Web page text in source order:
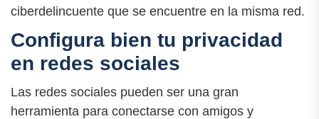
ciberdelincuente que se encuentre en la misma red.
Configura bien tu privacidad
en redes sociales
Las redes sociales pueden ser una gran
herramienta para conectarse con amigos y